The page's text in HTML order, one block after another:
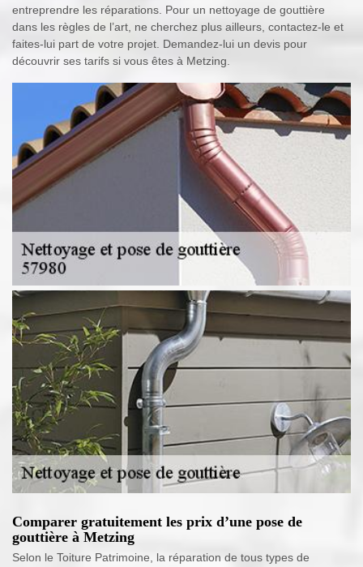
entreprendre les réparations. Pour un nettoyage de gouttière
dans les règles de l’art, ne cherchez plus ailleurs, contactez-le et
faites-lui part de votre projet. Demandez-lui un devis pour
découvrir ses tarifs si vous êtes à Metzing.
Comparer gratuitement les prix d’une pose de
gouttière à Metzing
Selon le Toiture Patrimoine, la réparation de tous types de